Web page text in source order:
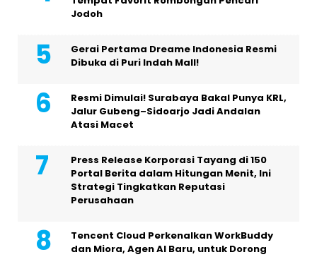
Jodoh
Gerai Pertama Dreame Indonesia Resmi
Dibuka di Puri Indah Mall!
Resmi Dimulai! Surabaya Bakal Punya KRL,
Jalur Gubeng–Sidoarjo Jadi Andalan
Atasi Macet
Press Release Korporasi Tayang di 150
Portal Berita dalam Hitungan Menit, Ini
Strategi Tingkatkan Reputasi
Perusahaan
Tencent Cloud Perkenalkan WorkBuddy
dan Miora, Agen AI Baru, untuk Dorong